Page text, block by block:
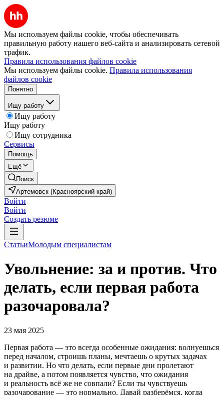
Мы используем файлы cookie, чтобы обеспечивать
правильную работу нашего веб-сайта и анализировать сетевой
трафик.
Правила использования файлов cookie
Мы используем файлы cookie. Правила использования
файлов cookie
Понятно
Ищу работу
Ищу работу
Ищу работу
Ищу сотрудника
Сервисы
Помощь
Ещё
Поиск
Артемовск (Красноярский край)
Войти
Войти
Создать резюме
СтатьиМолодым специалистам
Увольнение: за и против. Что
делать, если первая работа
разочаровала?
23 мая 2025
Первая работа — это всегда особенные ожидания: волнуешься
перед началом, строишь планы, мечтаешь о крутых задачах
и развитии. Но что делать, если первые дни пролетают
на драйве, а потом появляется чувство, что ожидания
и реальность всё же не совпали? Если ты чувствуешь
разочарование — это нормально. Давай разберёмся, когда